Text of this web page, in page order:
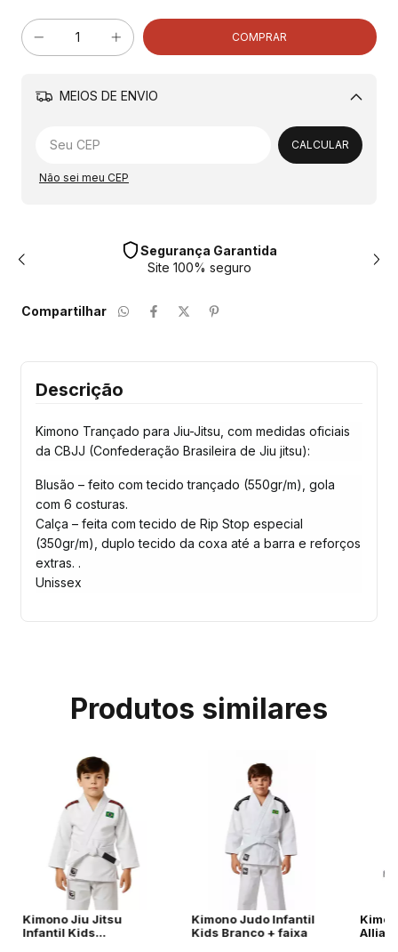
MEIOS DE ENVIO
Alterar CEP
CALCULAR
Não sei meu CEP
Segurança Garantida
Site 100% seguro
Compartilhar
Descrição
Kimono Trançado para Jiu-Jitsu, com medidas oficiais
da CBJJ (Confederação Brasileira de Jiu jitsu):
Blusão – feito com tecido trançado (550gr/m), gola
com 6 costuras.
Calça – feita com tecido de Rip Stop especial
(350gr/m), duplo tecido da coxa até a barra e reforços
extras. .
Unissex
Produtos similares
Kimono Jiu Jitsu
Infantil Kids
Kimono Judo Infantil
Kids Branco + faixa